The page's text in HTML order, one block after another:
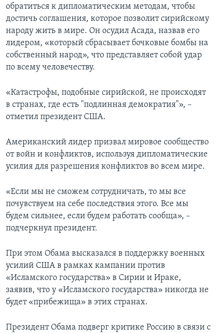
обратиться к дипломатическим методам, чтобы
достичь соглашения, которое позволит сирийскому
народу жить в мире. Он осудил Асада, назвав его
лидером, «который сбрасывает бочковые бомбы на
собственный народ», что представляет собой удар
по всему человечеству.
«Катастрофы, подобные сирийской, не происходят
в странах, где есть "подлинная демократия"», –
отметил президент США.
Американский лидер призвал мировое сообщество
от войн и конфликтов, используя дипломатические
усилия для разрешения конфликтов во всем мире.
«Если мы не сможем сотрудничать, то мы все
почувствуем на себе последствия этого. Все мы
будем сильнее, если будем работать сообща», –
подчеркнул президент.
При этом Обама высказался в поддержку военных
усилий США в рамках кампании против
«Исламского государства» в Сирии и Ираке,
заявив, что у «Исламского государства» никогда не
будет «прибежища» в этих странах.
Президент Обама подверг критике Россию в связи с